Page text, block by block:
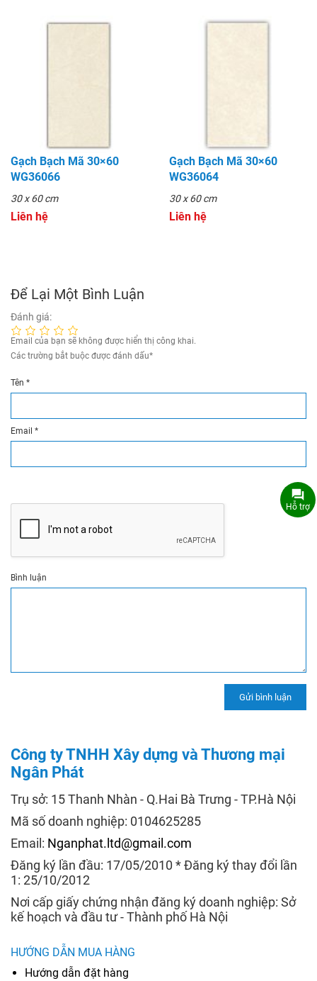
Gạch Bạch Mã 30×60
WG36066
30 x 60 cm
Liên hệ
Gạch Bạch Mã 30×60
WG36064
30 x 60 cm
Liên hệ
Để Lại Một Bình Luận
Đánh giá:
Email của bạn sẽ không được hiển thị công khai.
Các trường bắt buộc được đánh dấu*
Tên *
Email *
Bình luận
Công ty TNHH Xây dựng và Thương mại
Ngân Phát
Trụ sở: 15 Thanh Nhàn - Q.Hai Bà Trưng - TP.Hà Nội
Mã số doanh nghiệp: 0104625285
Email: Nganphat.ltd@gmail.com
Đăng ký lần đầu: 17/05/2010 * Đăng ký thay đổi lần
1: 25/10/2012
Nơi cấp giấy chứng nhận đăng ký doanh nghiệp: Sở
kế hoạch và đầu tư - Thành phố Hà Nội
HƯỚNG DẪN MUA HÀNG
Hướng dẫn đặt hàng
Hỗ trợ